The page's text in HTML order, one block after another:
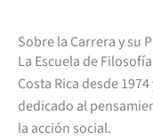
Sobre la Carrera y su
La Escuela de
Costa Rica desde
dedicado al
la acción social.